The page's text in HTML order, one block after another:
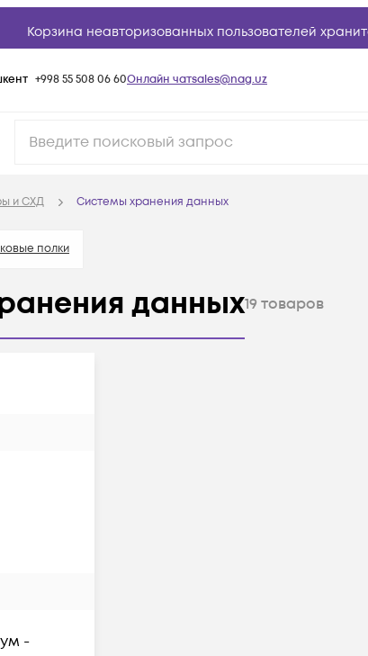
Корзина неавторизованных пользователей
+998 55 508 06 60Онлайн чатsales@nag.uz
и СХД Системы хранения данных
полки
данных19 товаров
-